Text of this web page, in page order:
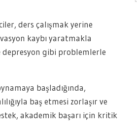
ders çalışmak yerine
kaybı yaratmakla
depresyon gibi problemlerle
başladığında,
baş etmesi zorlaşır ve
akademik başarı için kritik